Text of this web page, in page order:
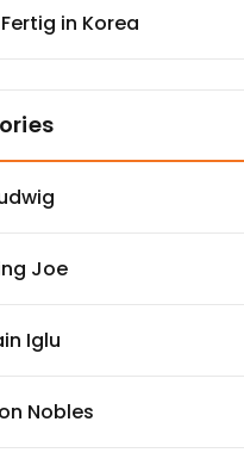
in Korea
Joe
Iglu
Nobles